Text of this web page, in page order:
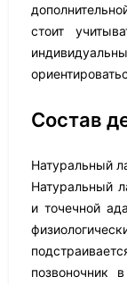
стоит
Состав
Натуральный
Натуральный
и точечной
позвоночник